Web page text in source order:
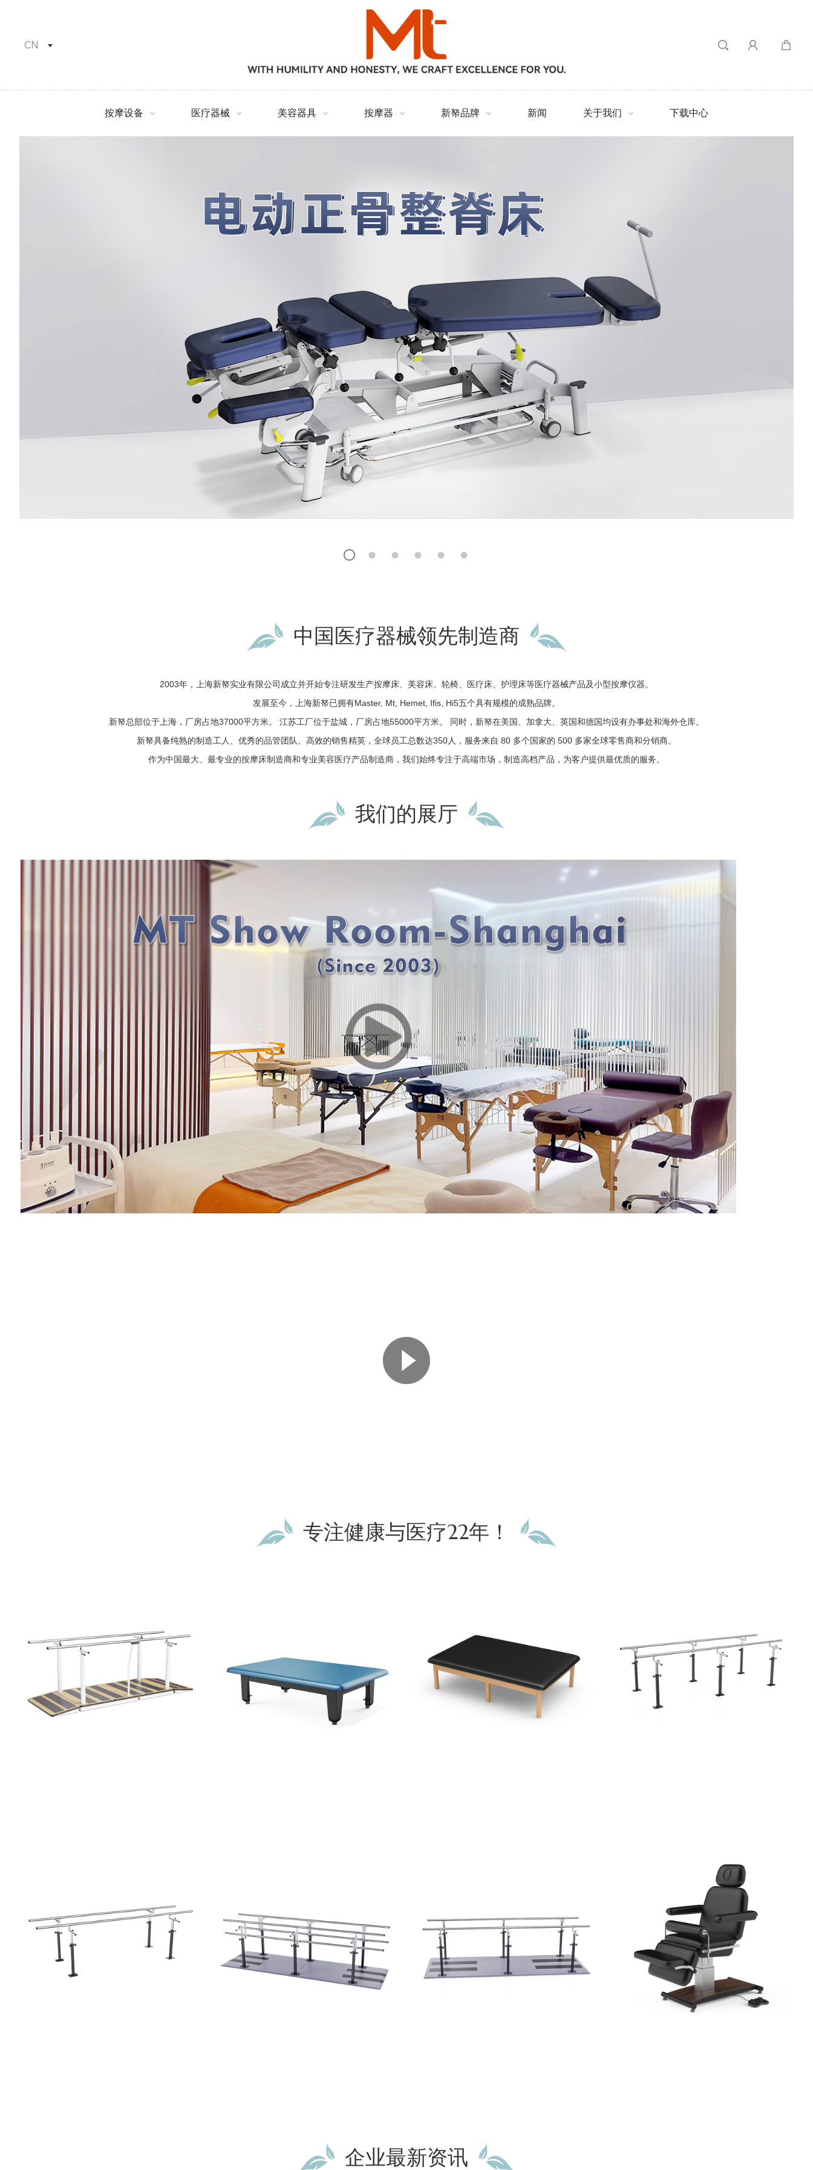
CN
按摩设备 医疗器械 美容器具 按摩器 新帑品牌 新闻 关于我们 下载中心
中国医疗器械领先制造商
2003年，上海新帑实业有限公司成立并开始专注研发生产按摩床、美容床、轮椅、医疗床、护理床等医疗器械产品及小型按摩仪器。
发展至今，上海新帑已拥有Master, Mt, Hemet, Ifis, Hi5五个具有规模的成熟品牌。
新帑总部位于上海，厂房占地37000平方米。 江苏工厂位于盐城，厂房占地55000平方米。 同时，新帑在美国、加拿大、英国和德国均设有办事处和海外仓库。
新帑具备纯熟的制造工人、优秀的品管团队、高效的销售精英，全球员工总数达350人，服务来自 80 多个国家的 500 多家全球零售商和分销商。
作为中国最大、最专业的按摩床制造商和专业美容医疗产品制造商，我们始终专注于高端市场，制造高档产品，为客户提供最优质的服务。
我们的展厅
专注健康与医疗22年！
企业最新资讯